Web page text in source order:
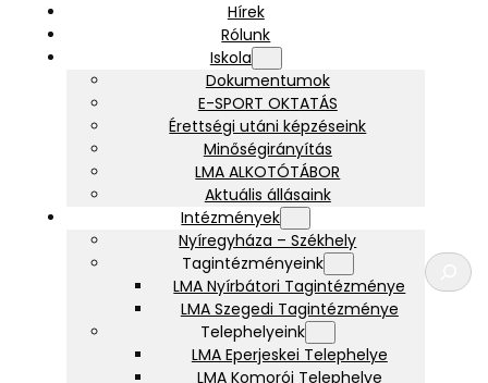
Hírek
Rólunk
Iskola
Dokumentumok
E-SPORT OKTATÁS
Érettségi utáni képzéseink
Minőségirányítás
LMA ALKOTÓTÁBOR
Aktuális állásaink
Intézmények
Nyíregyháza – Székhely
Tagintézményeink
LMA Nyírbátori Tagintézménye
LMA Szegedi Tagintézménye
Telephelyeink
LMA Eperjeskei Telephelye
LMA Komorói Telephelye
K
e